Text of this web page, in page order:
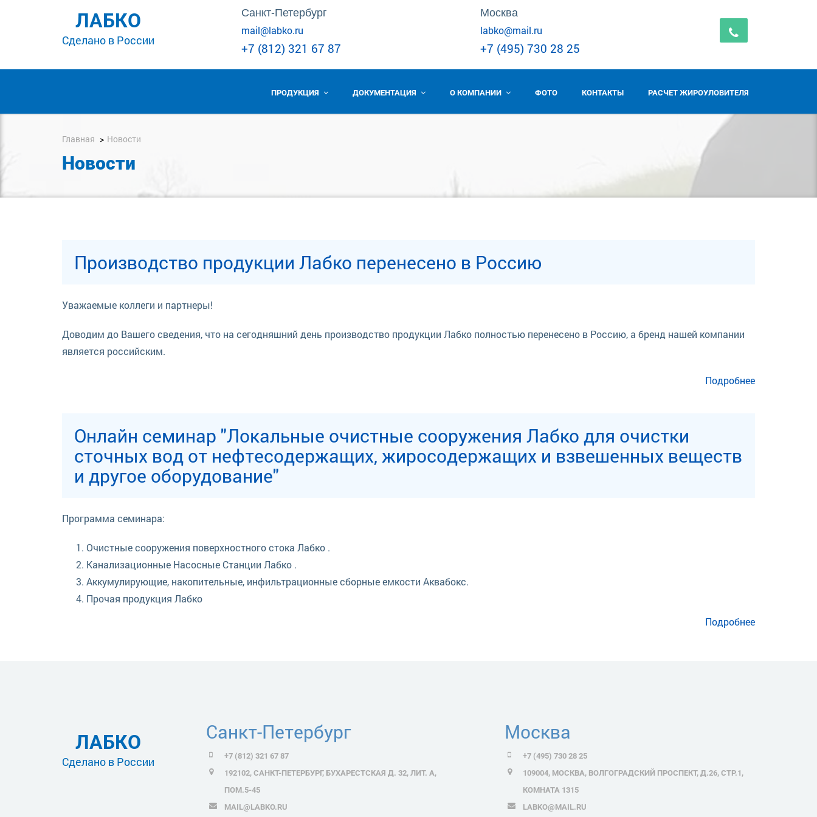
ЛАБКО
Сделано в России
Санкт-Петербург
mail@labko.ru
+7 (812) 321 67 87
Москва
labko@mail.ru
+7 (495) 730 28 25
ПРОДУКЦИЯ ДОКУМЕНТАЦИЯ О КОМПАНИИ ФОТО КОНТАКТЫ РАСЧЕТ ЖИРОУЛОВИТЕЛЯ
Главная Новости
Новости
Производство продукции Лабко перенесено в Россию
Уважаемые коллеги и партнеры!
Доводим до Вашего сведения, что на сегодняшний день производство продукции Лабко полностью перенесено в Россию, а бренд нашей компании
является российским.
Подробнее
Онлайн семинар "Локальные очистные сооружения Лабко для очистки
сточных вод от нефтесодержащих, жиросодержащих и взвешенных веществ
и другое оборудование"
Программа семинара:
Очистные сооружения поверхностного стока Лабко .
Канализационные Насосные Станции Лабко .
Аккумулирующие, накопительные, инфильтрационные сборные емкости Аквабокс.
Прочая продукция Лабко
Подробнее
ЛАБКО
Сделано в России
Санкт-Петербург
+7 (812) 321 67 87
192102, САНКТ-ПЕТЕРБУРГ, БУХАРЕСТСКАЯ Д. 32, ЛИТ. А,
ПОМ.5-45
MAIL@LABKO.RU
Москва
+7 (495) 730 28 25
109004, МОСКВА, ВОЛГОГРАДСКИЙ ПРОСПЕКТ, Д.26, СТР.1,
КОМНАТА 1315
LABKO@MAIL.RU